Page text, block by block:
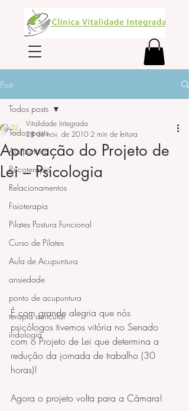
Post
Todos posts
Acupuntura
Psicoterapia
Relacionamentos
Fisioterapia
Pilates Postura Funcional
Curso de Pilates
Aula de Acupuntura
ansiedade
ponto de acupuntura
terapia auricular
iridologia
Todos posts
Aprovação do Projeto de
Lei – Psicologia
Vitalidade Integrada
28 de nov. de 2010 2 min de leitura
É com grande alegria que nós
psicólogos tivemos vitória no Senado
com o Projeto de Lei que determina a
redução da jornada de trabalho (30
horas)!
Agora o projeto volta para a Câmara!